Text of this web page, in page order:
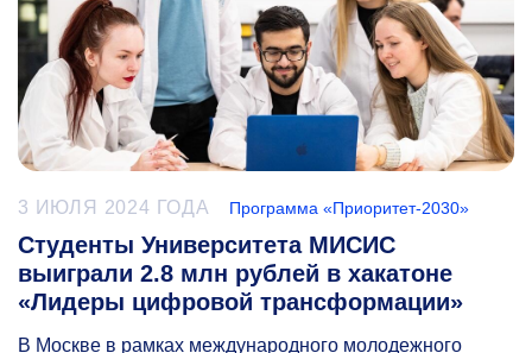
3 ИЮЛЯ 2024 ГОДА Программа «Приоритет-2030»
Студенты Университета МИСИС
выиграли 2.8 млн рублей в хакатоне
«Лидеры цифровой трансформации»
В Москве в рамках международного молодежного